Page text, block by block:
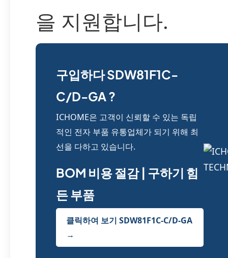
을 지원합니다.
구입하다 SDW81F1C-
C/D-GA ?
ICHOME은 고객이 신뢰할 수 있는 독립
적인 전자 부품 유통업체가 되기 위해 최
선을 다하고 있습니다.
BOM 비용 절감 | 구하기 힘
든 부품
클릭하여 보기 SDW81F1C-C/D-GA
→